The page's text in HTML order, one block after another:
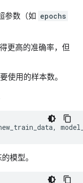
参数（如 epochs
更高的准确率，但
使用的样本数。
模型。